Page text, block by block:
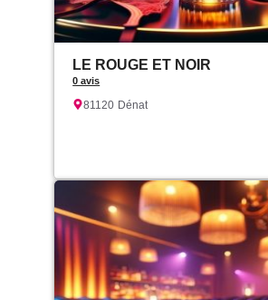
LE ROUGE ET NOIR
0 avis
81120 Dénat